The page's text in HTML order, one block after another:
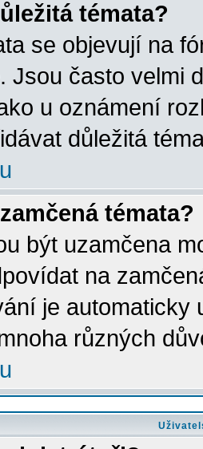
témata?
se objevují na
Jsou často velmi
u oznámení
důležitá
témata?
být uzamčena
na
je automaticky
různých